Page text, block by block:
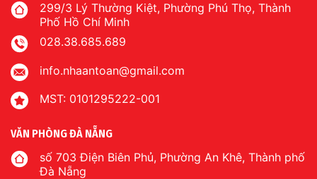
299/3 Lý Thường Kiệt, Phường Phú Thọ, Thành
Phố Hồ Chí Minh
028.38.685.689
info.nhaantoan@gmail.com
MST: 0101295222-001
VĂN PHÒNG ĐÀ NẴNG
số 703 Điện Biên Phủ, Phường An Khê, Thành phố
Đà Nẵng